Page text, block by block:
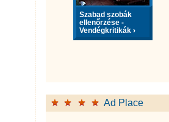
Szabad szobák
ellenőrzése -
Vendégkritikák ›
Ad Place